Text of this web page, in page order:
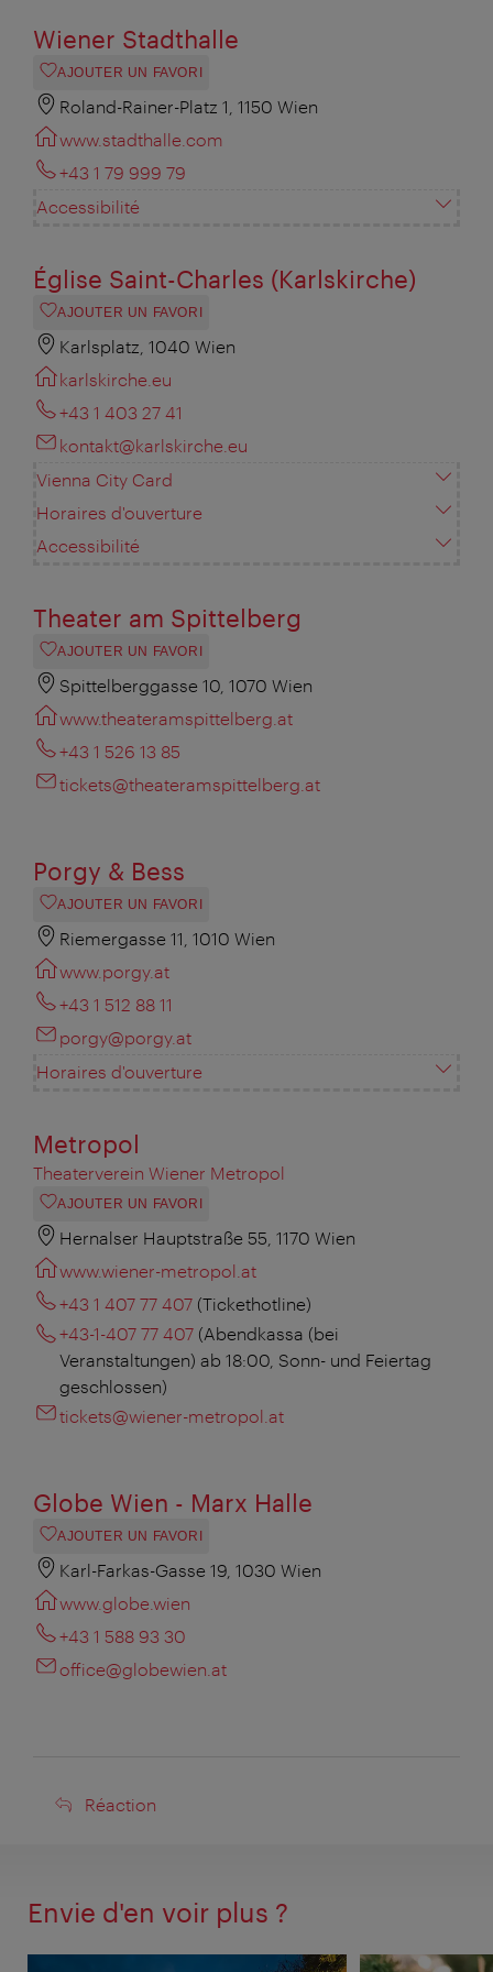
Wiener Stadthalle
AJOUTER UN FAVORI
Roland-Rainer-Platz 1, 1150 Wien
www.stadthalle.com
+43 1 79 999 79
Accessibilité
Église Saint-Charles (Karlskirche)
AJOUTER UN FAVORI
Karlsplatz, 1040 Wien
karlskirche.eu
+43 1 403 27 41
kontakt@karlskirche.eu
Vienna City Card
Horaires d'ouverture
Accessibilité
Theater am Spittelberg
AJOUTER UN FAVORI
Spittelberggasse 10, 1070 Wien
www.theateramspittelberg.at
+43 1 526 13 85
tickets@theateramspittelberg.at
Porgy & Bess
AJOUTER UN FAVORI
Riemergasse 11, 1010 Wien
www.porgy.at
+43 1 512 88 11
porgy@porgy.at
Horaires d'ouverture
Metropol
Theaterverein Wiener Metropol
AJOUTER UN FAVORI
Hernalser Hauptstraße 55, 1170 Wien
www.wiener-metropol.at
+43 1 407 77 407 (Tickethotline)
+43-1-407 77 407 (Abendkassa (bei
Veranstaltungen) ab 18:00, Sonn- und Feiertag
geschlossen)
tickets@wiener-metropol.at
Globe Wien - Marx Halle
AJOUTER UN FAVORI
Karl-Farkas-Gasse 19, 1030 Wien
www.globe.wien
+43 1 588 93 30
office@globewien.at
Réaction
Réaction
Envie d'en voir plus ?